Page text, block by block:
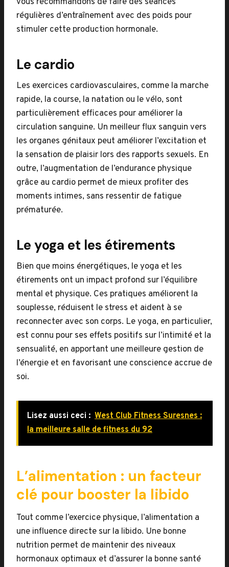
régulières d’entraînement avec des poids pour
stimuler cette production hormonale.
Le cardio
Les exercices cardiovasculaires, comme la marche
rapide, la course, la natation ou le vélo, sont
particulièrement efficaces pour améliorer la
circulation sanguine. Un meilleur flux sanguin vers
les organes génitaux peut améliorer l’excitation et
la sensation de plaisir lors des rapports sexuels. En
outre, l’augmentation de l’endurance physique
grâce au cardio permet de mieux profiter des
moments intimes, sans ressentir de fatigue
prématurée.
Le yoga et les étirements
Bien que moins énergétiques, le yoga et les
étirements ont un impact profond sur l’équilibre
mental et physique. Ces pratiques améliorent la
souplesse, réduisent le stress et aident à se
reconnecter avec son corps. Le yoga, en particulier,
est connu pour ses effets positifs sur l’intimité et la
sensualité, en apportant une meilleure gestion de
l’énergie et en favorisant une conscience accrue de
soi.
Lisez aussi ceci : West Club Fitness Suresnes :
la meilleure salle de fitness du 92
L’alimentation : un facteur
clé pour booster la libido
Tout comme l’exercice physique, l’alimentation a
une influence directe sur la libido. Une bonne
nutrition permet de maintenir des niveaux
hormonaux optimaux et d’assurer la bonne santé